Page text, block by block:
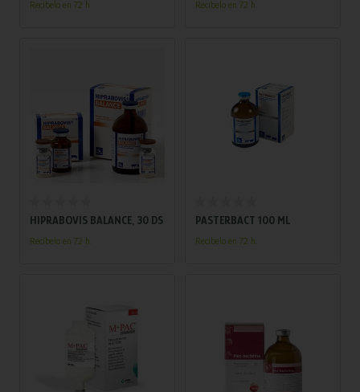
Recíbelo en 72 h. Recíbelo en 72 h.
HIPRABOVIS BALANCE, 30 DS
Recíbelo en 72 h.
PASTERBACT 100 ML
Recíbelo en 72 h.